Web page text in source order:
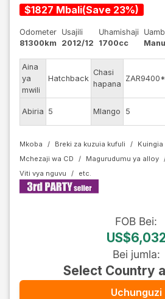
$1827 Mbali(Save 23%)
Odometer
81300km
Usajili
2012/12
Uhamishaji
1700cc
Aina
ya
mwili
Hatchback
Chasi
hapana
Abiria 5 Mlango 5
Mkoba Breki za kuzuia kufuli
Kuingia
Mchezaji wa CD
Magurudumu ya alloy
Viti vya nguvu
FOB Bei:
US$6,032
Bei jumla:
Select Country
Uchunguzi